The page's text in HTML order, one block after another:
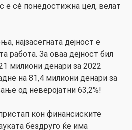
е сè понедостижна цел, велат
најзасегната дејност е
работа. За оваа дејност бил
милиони денари за 2022
на 81,4 милиони денари за
од неверојатни 63,2%!
кон финансиските
бездруго ќе има